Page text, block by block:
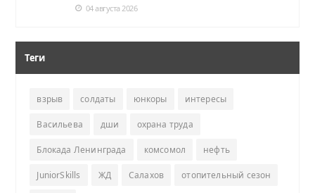
04 августа 2026
Теги
взрыв солдаты юнкоры интересы
Васильева дши охрана труда
Блокада Ленинграда комсомол нефть
JuniorSkills ЖД Салахов отопительный сезон